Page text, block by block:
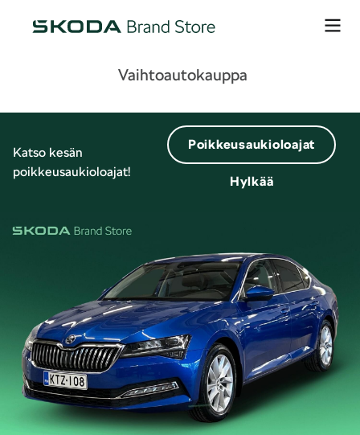
Vaihtoautokauppa
Katso kesän
poikkeusaukioloajat!
Poikkeusaukioloajat
Hylkää